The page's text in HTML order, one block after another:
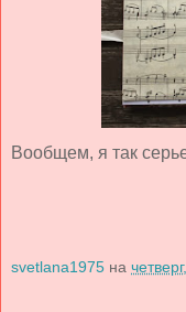
Вообщем, я так
svetlana1975 на